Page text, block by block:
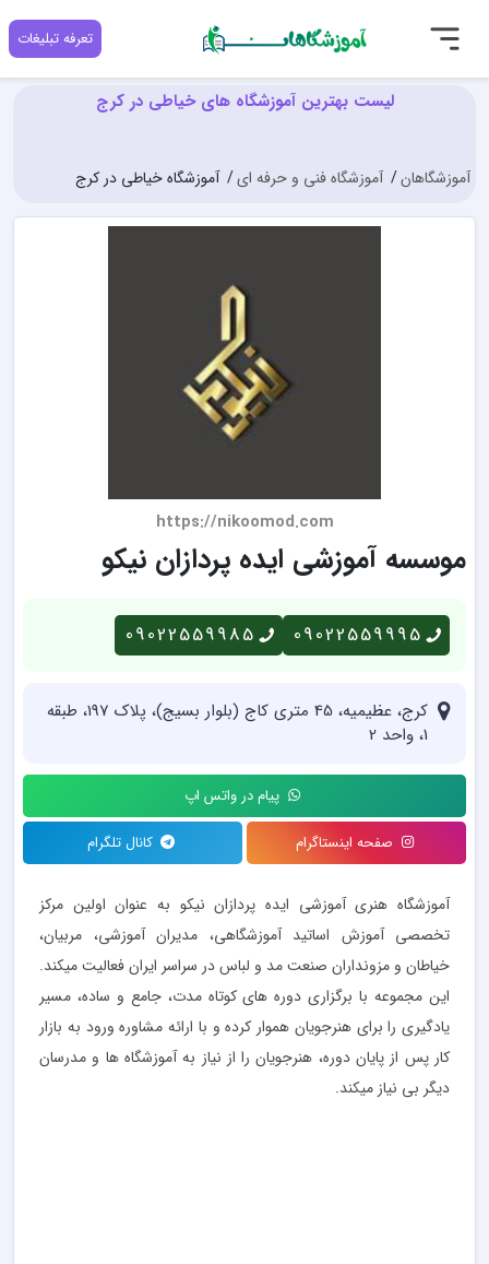
تعرفه تبلیغات
لیست بهترین آموزشگاه های خیاطی در کرج
آموزشگاهان آموزشگاه فنی و حرفه ای آموزشگاه خیاطی در کرج
https://nikoomod.com
موسسه آموزشی ایده پردازان نیکو
09022559995
09022559985
کرج، عظیمیه، 45 متری کاج (بلوار بسیج)، پلاک 197، طبقه
1، واحد 2
پیام در واتس اپ
صفحه اینستاگرام کانال تلگرام
آموزشگاه هنری آموزشی ایده پردازان نیکو به عنوان اولین مرکز
تخصصی آموزش اساتید آموزشگاهی، مدیران آموزشی، مربیان،
خیاطان و مزونداران صنعت مد و لباس در سراسر ایران فعالیت میکند.
این مجموعه با برگزاری دوره های کوتاه مدت، جامع و ساده، مسیر
یادگیری را برای هنرجویان هموار کرده و با ارائه مشاوره ورود به بازار
کار پس از پایان دوره، هنرجویان را از نیاز به آموزشگاه ها و مدرسان
دیگر بی نیاز میکند.